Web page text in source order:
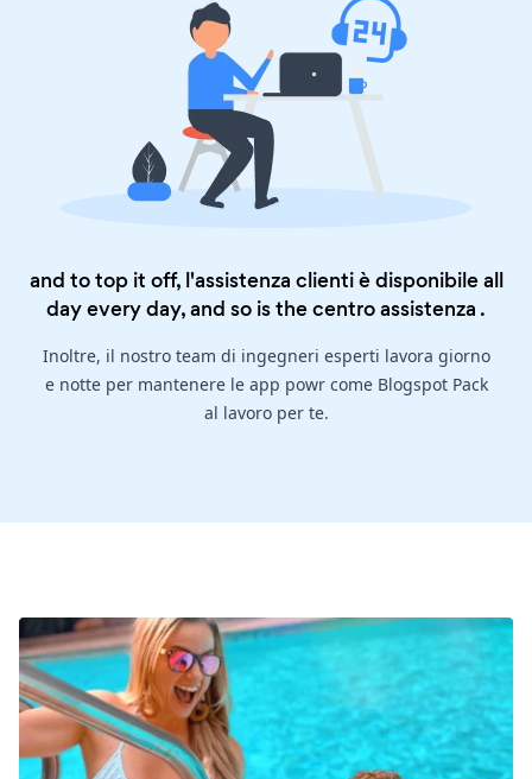
and to top it off, l'assistenza clienti è disponibile all
day every day, and so is thecentro assistenza .
Inoltre, il nostro team di ingegneri esperti lavora giorno
e notte per mantenere le app powr come Blogspot Pack
al lavoro per te.